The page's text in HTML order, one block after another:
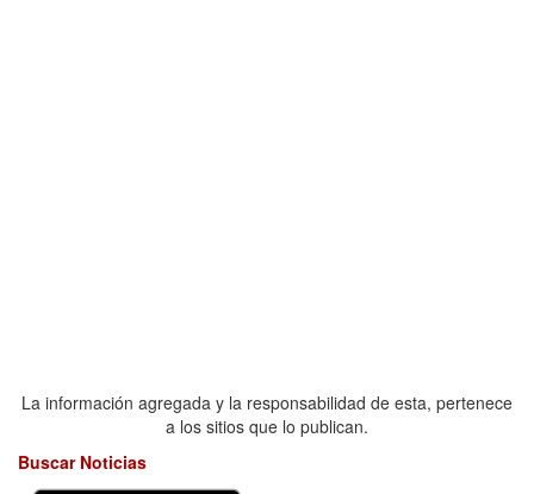
La información agregada y la responsabilidad de esta, pertenece
a los sitios que lo publican.
Buscar Noticias